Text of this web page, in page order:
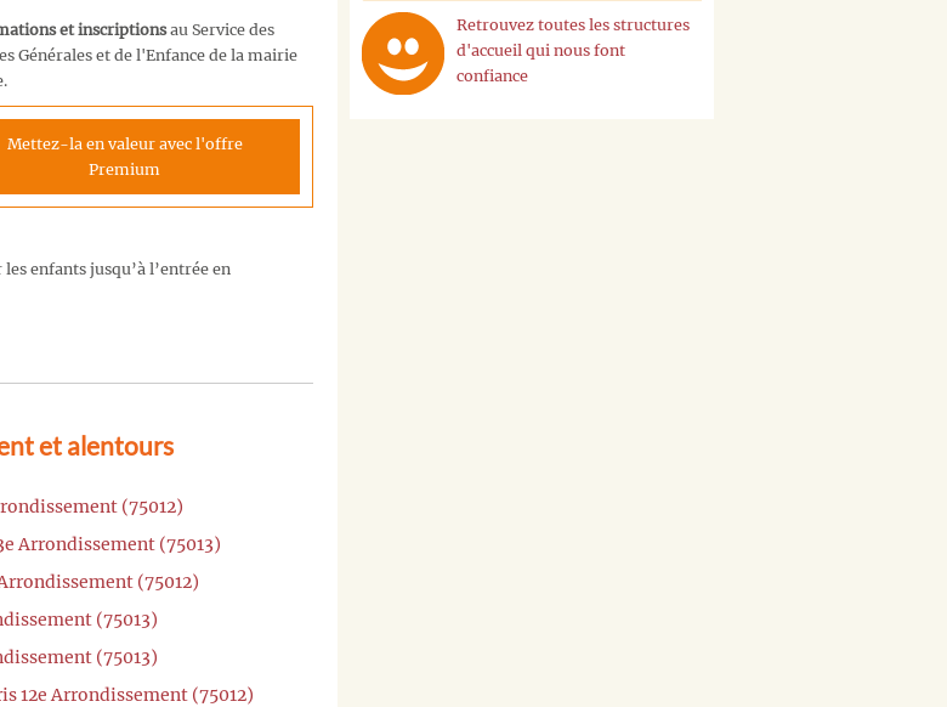
et inscriptionsau Service des
Générales et de l'Enfance de la mairie
Mettez-la en valeur avec l'offre
Premium
enfants jusqu’à l’entrée en
et alentours
(75012)
Arrondissement (75013)
(75012)
(75013)
(75013)
12e Arrondissement (75012)
Retrouvez toutes les structures
d'accueil qui nous font
confiance